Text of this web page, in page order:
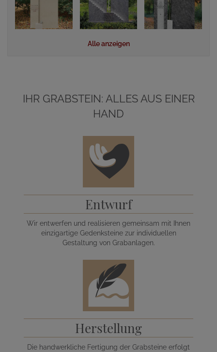
Alle anzeigen
IHR GRABSTEIN: ALLES AUS EINER
HAND
Entwurf
Wir entwerfen und realisieren gemeinsam mit Ihnen
einzigartige Gedenksteine zur individuellen
Gestaltung von Grabanlagen.
Herstellung
Die handwerkliche Fertigung der Grabsteine erfolgt